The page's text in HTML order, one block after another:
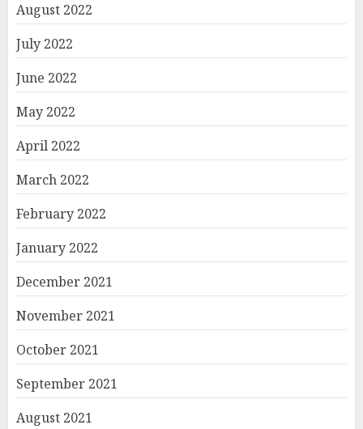
August 2022
July 2022
June 2022
May 2022
April 2022
March 2022
February 2022
January 2022
December 2021
November 2021
October 2021
September 2021
August 2021